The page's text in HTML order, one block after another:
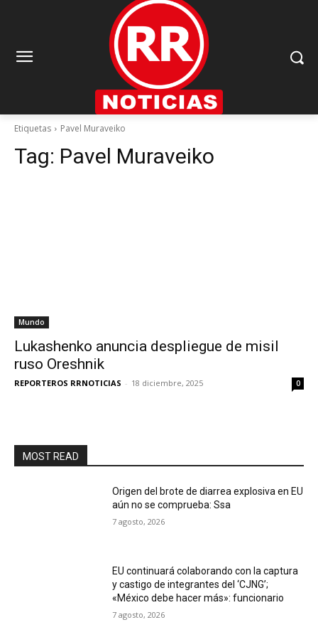
Etiquetas Pavel Muraveiko
Tag: Pavel Muraveiko
Mundo
Lukashenko anuncia despliegue de misil
ruso Oreshnik
REPORTEROS RRNOTICIAS - 18 diciembre, 2025 0
MOST READ
Origen del brote de diarrea explosiva en EU
aún no se comprueba: Ssa
7 agosto, 2026
EU continuará colaborando con la captura
y castigo de integrantes del ‘CJNG’;
«México debe hacer más»: funcionario
7 agosto, 2026